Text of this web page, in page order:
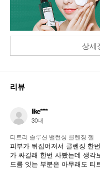
상세
리뷰
like****
30대
티트리 솔루션 밸런싱 클렌징 젤
피부가 뒤집어져서 클렌징 한
가 싸길래 한번 사봤는데 생각
드름 잇는 부분은 아무래도 티